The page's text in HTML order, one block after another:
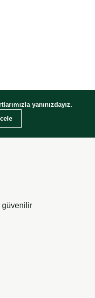
yanınızdayız.
güvenilir